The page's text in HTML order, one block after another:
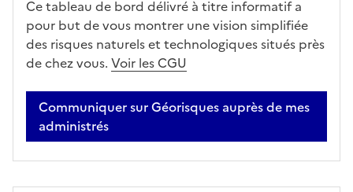
Ce tableau de bord délivré à titre informatif a
pour but de vous montrer une vision simplifiée
des risques naturels et technologiques situés près
de chez vous. Voir les CGU
Communiquer sur Géorisques auprès de mes
administrés